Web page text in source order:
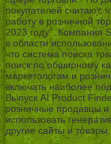
покупателей считают,
работу в розничной
2023 году”. Компания
в области
что система поиска
поиск по обширному
маркетологам и
включать наиболее
Выпуск AI Product
розничные продавцы
использовать
другие сайты и товары.